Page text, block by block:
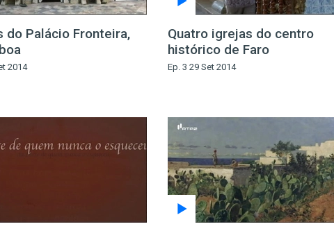
do Palácio Fronteira,
2014
Quatro igrejas do centro
histórico de Faro
Ep. 3 29 Set 2014